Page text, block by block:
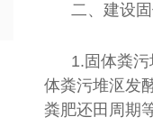
二、建设
1.固体粪
体粪污堆沤发
粪肥还田周期